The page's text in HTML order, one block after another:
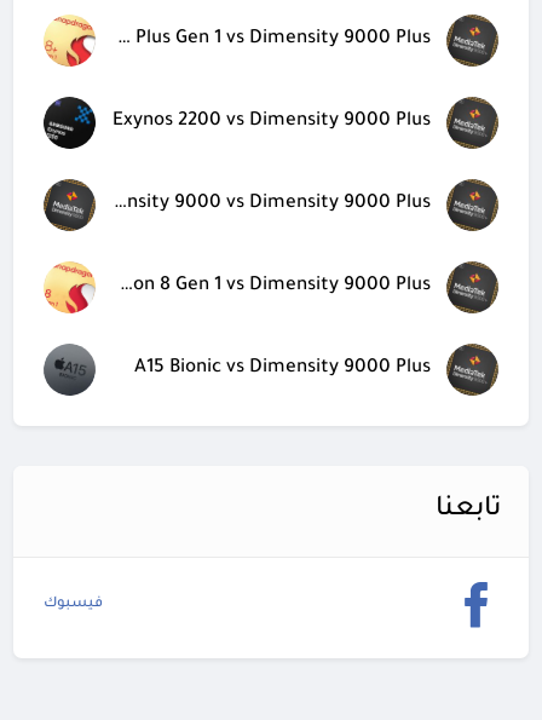
Snapdragon 8 Plus Gen 1 vs Dimensity 9000 Plus
Exynos 2200 vs Dimensity 9000 Plus
Dimensity 9000 vs Dimensity 9000 Plus
Snapdragon 8 Gen 1 vs Dimensity 9000 Plus
A15 Bionic vs Dimensity 9000 Plus
تابعنا
فيسبوك